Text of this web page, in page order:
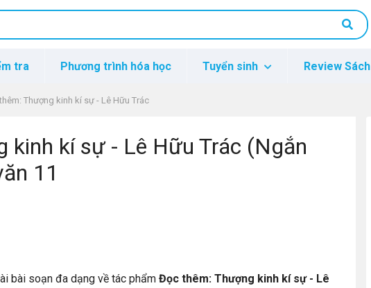
tra Phương trình hóa học Tuyển sinh Review Sách
Thượng kinh kí sự - Lê Hữu Trác
kinh kí sự - Lê Hữu Trác (Ngắn
11
bài soạn đa dạng về tác phẩm Đọc thêm: Thượng kinh kí sự - Lê